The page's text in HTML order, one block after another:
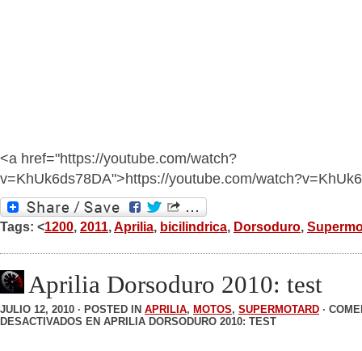
<a href="https://youtube.com/watch?
v=KhUk6ds78DA">https://youtube.com/
Tags: <1200, 2011,Aprilia, bicilindrica, Dorsoduro,
Aprilia Dorsoduro 2010: test
JULIO 12, 2010 · POSTED IN APRILIA, MOTOS, SUPERMOTARD ·
DESACTIVADOS EN APRILIA DORSODURO 2010: TEST